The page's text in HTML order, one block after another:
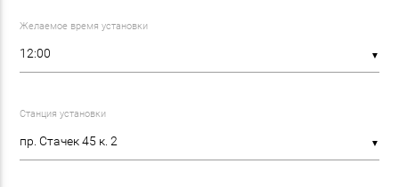
Желаемое время установки
▼
Станция установки
▼